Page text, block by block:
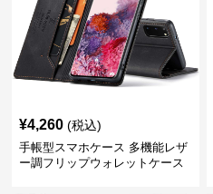
¥4,260 (税込)
手帳型スマホケース 多機能レザ
ー調フリップウォレットケース